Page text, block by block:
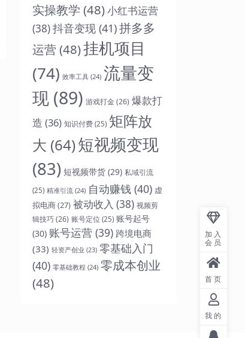
实操教学 (48)小红书运营
(38)抖音变现 (41)拼多多
运营 (48)挂机项目
(74) 效率工具 (24) 流量变
现 (89) 游戏打金(26) 爆款打
造 (36) 知识付费 (25) 矩阵放
大 (64)短视频变现
(83) 短视频带货 (29) 私域引流
(25) 精准引流 (24) 自动赚钱 (40) 虚
拟电商(27) 被动收入 (38) 视频剪
辑技巧(26) 账号定位 (25) 账号起号
(30) 账号运营 (39) 跨境电商
(33) 轻资产创业 (23) 零基础入门
(40) 零基础教程 (24) 零成本创业
(48)
加入
会员
首页
我的